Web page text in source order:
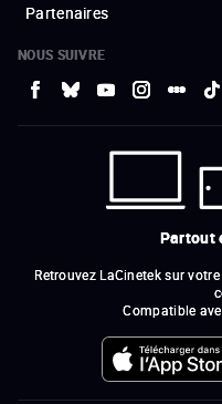
Partenaires
NOUS SUIVRE
Partout
Retrouvez LaCinetek sur
Compatible